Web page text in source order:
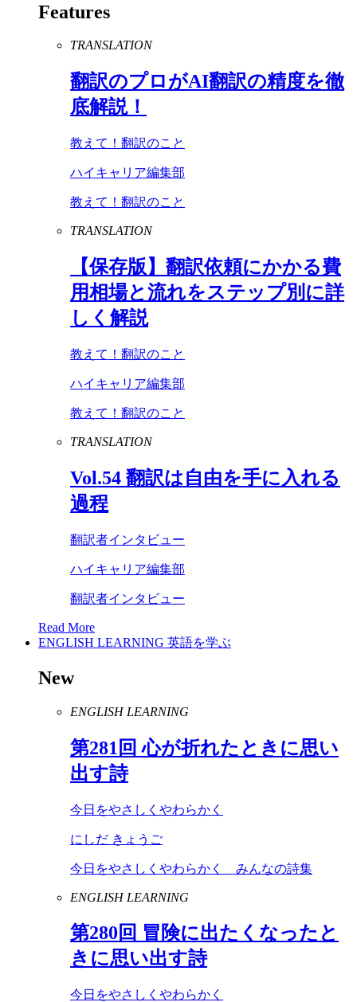
Features
TRANSLATION
翻訳のプロがAI翻訳の精度を徹
底解説！
教えて！翻訳のこと
ハイキャリア編集部
教えて！翻訳のこと
TRANSLATION
【保存版】翻訳依頼にかかる費
用相場と流れをステップ別に詳
しく解説
教えて！翻訳のこと
ハイキャリア編集部
教えて！翻訳のこと
TRANSLATION
Vol.54 翻訳は自由を手に入れる
過程
翻訳者インタビュー
ハイキャリア編集部
翻訳者インタビュー
Read More
ENGLISH LEARNING 英語を学ぶ
New
ENGLISH LEARNING
第281 回 心が折れたときに思い
出す詩
今日をやさしくやわらかく
にしだ きょうご
今日をやさしくやわらかく みんなの詩集
ENGLISH LEARNING
第280回 冒険に出たくなったと
きに思い出す詩
今日をやさしくやわらかく